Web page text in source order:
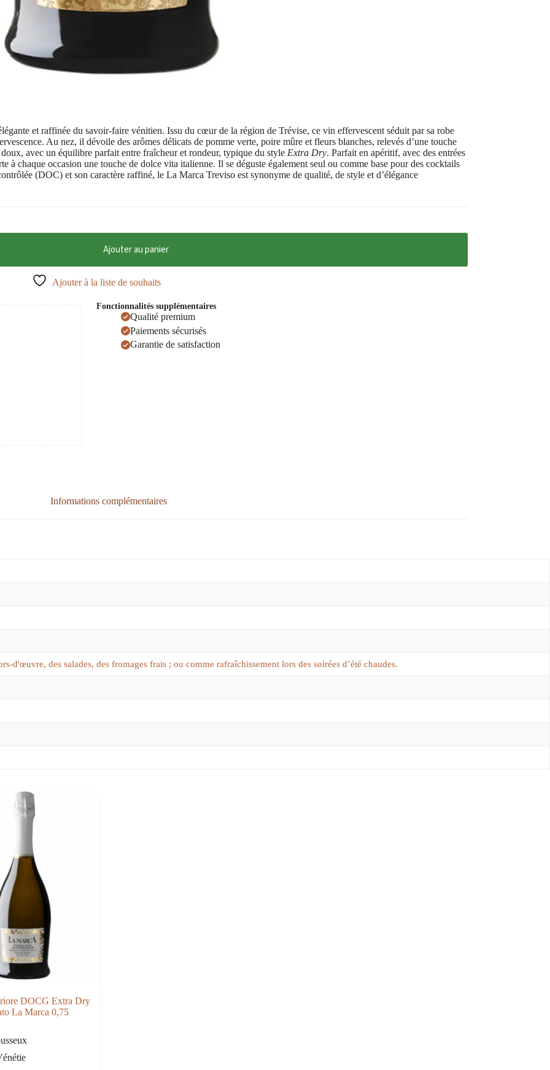
et raffinée du savoir-faire vénitien. Issu du cœur de la région de Trévise, ce vin effervescent séduit par sa robe
Au nez, il dévoile des arômes délicats de pomme verte, poire mûre et fleurs blanches, relevés d’une touche
avec un équilibre parfait entre fraîcheur et rondeur, typique du style Extra Dry. Parfait en apéritif, avec des entrées
à chaque occasion une touche de dolce vita italienne. Il se déguste également seul ou comme base pour des cocktails
(DOC) et son caractère raffiné, le La Marca Treviso est synonyme de qualité, de style et d’élégance
Ajouter au panier
Ajouter à la liste de souhaits
Fonctionnalités supplémentaires
Qualité premium
Paiements sécurisés
Garantie de satisfaction
Informations complémentaires
d'œuvre, des salades, des fromages frais ; ou comme rafraîchissement lors des soirées d’été chaudes.
DOCG Extra Dry
La Marca 0,75